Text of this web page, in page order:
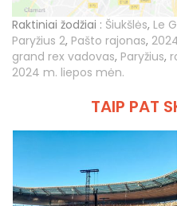
Raktiniai žodžiai : Šiukšlės, Le
Paryžius 2, Pašto rajonas,
grand rex vadovas, Paryžius,
2024 m. liepos mėn.
TAIP PAT